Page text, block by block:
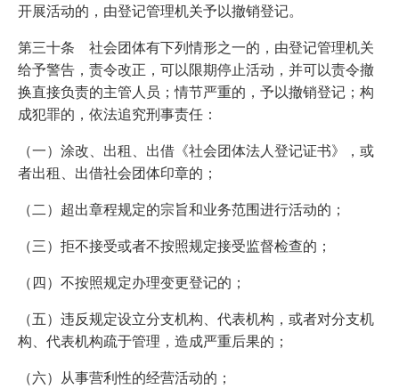
开展活动的，由登记管理机关予以撤销登记。
第三十条 社会团体有下列情形之一的，由登记管理机关
给予警告，责令改正，可以限期停止活动，并可以责令撤
换直接负责的主管人员；情节严重的，予以撤销登记；构
成犯罪的，依法追究刑事责任：
（一）涂改、出租、出借《社会团体法人登记证书》，或
者出租、出借社会团体印章的；
（二）超出章程规定的宗旨和业务范围进行活动的；
（三）拒不接受或者不按照规定接受监督检查的；
（四）不按照规定办理变更登记的；
（五）违反规定设立分支机构、代表机构，或者对分支机
构、代表机构疏于管理，造成严重后果的；
（六）从事营利性的经营活动的；